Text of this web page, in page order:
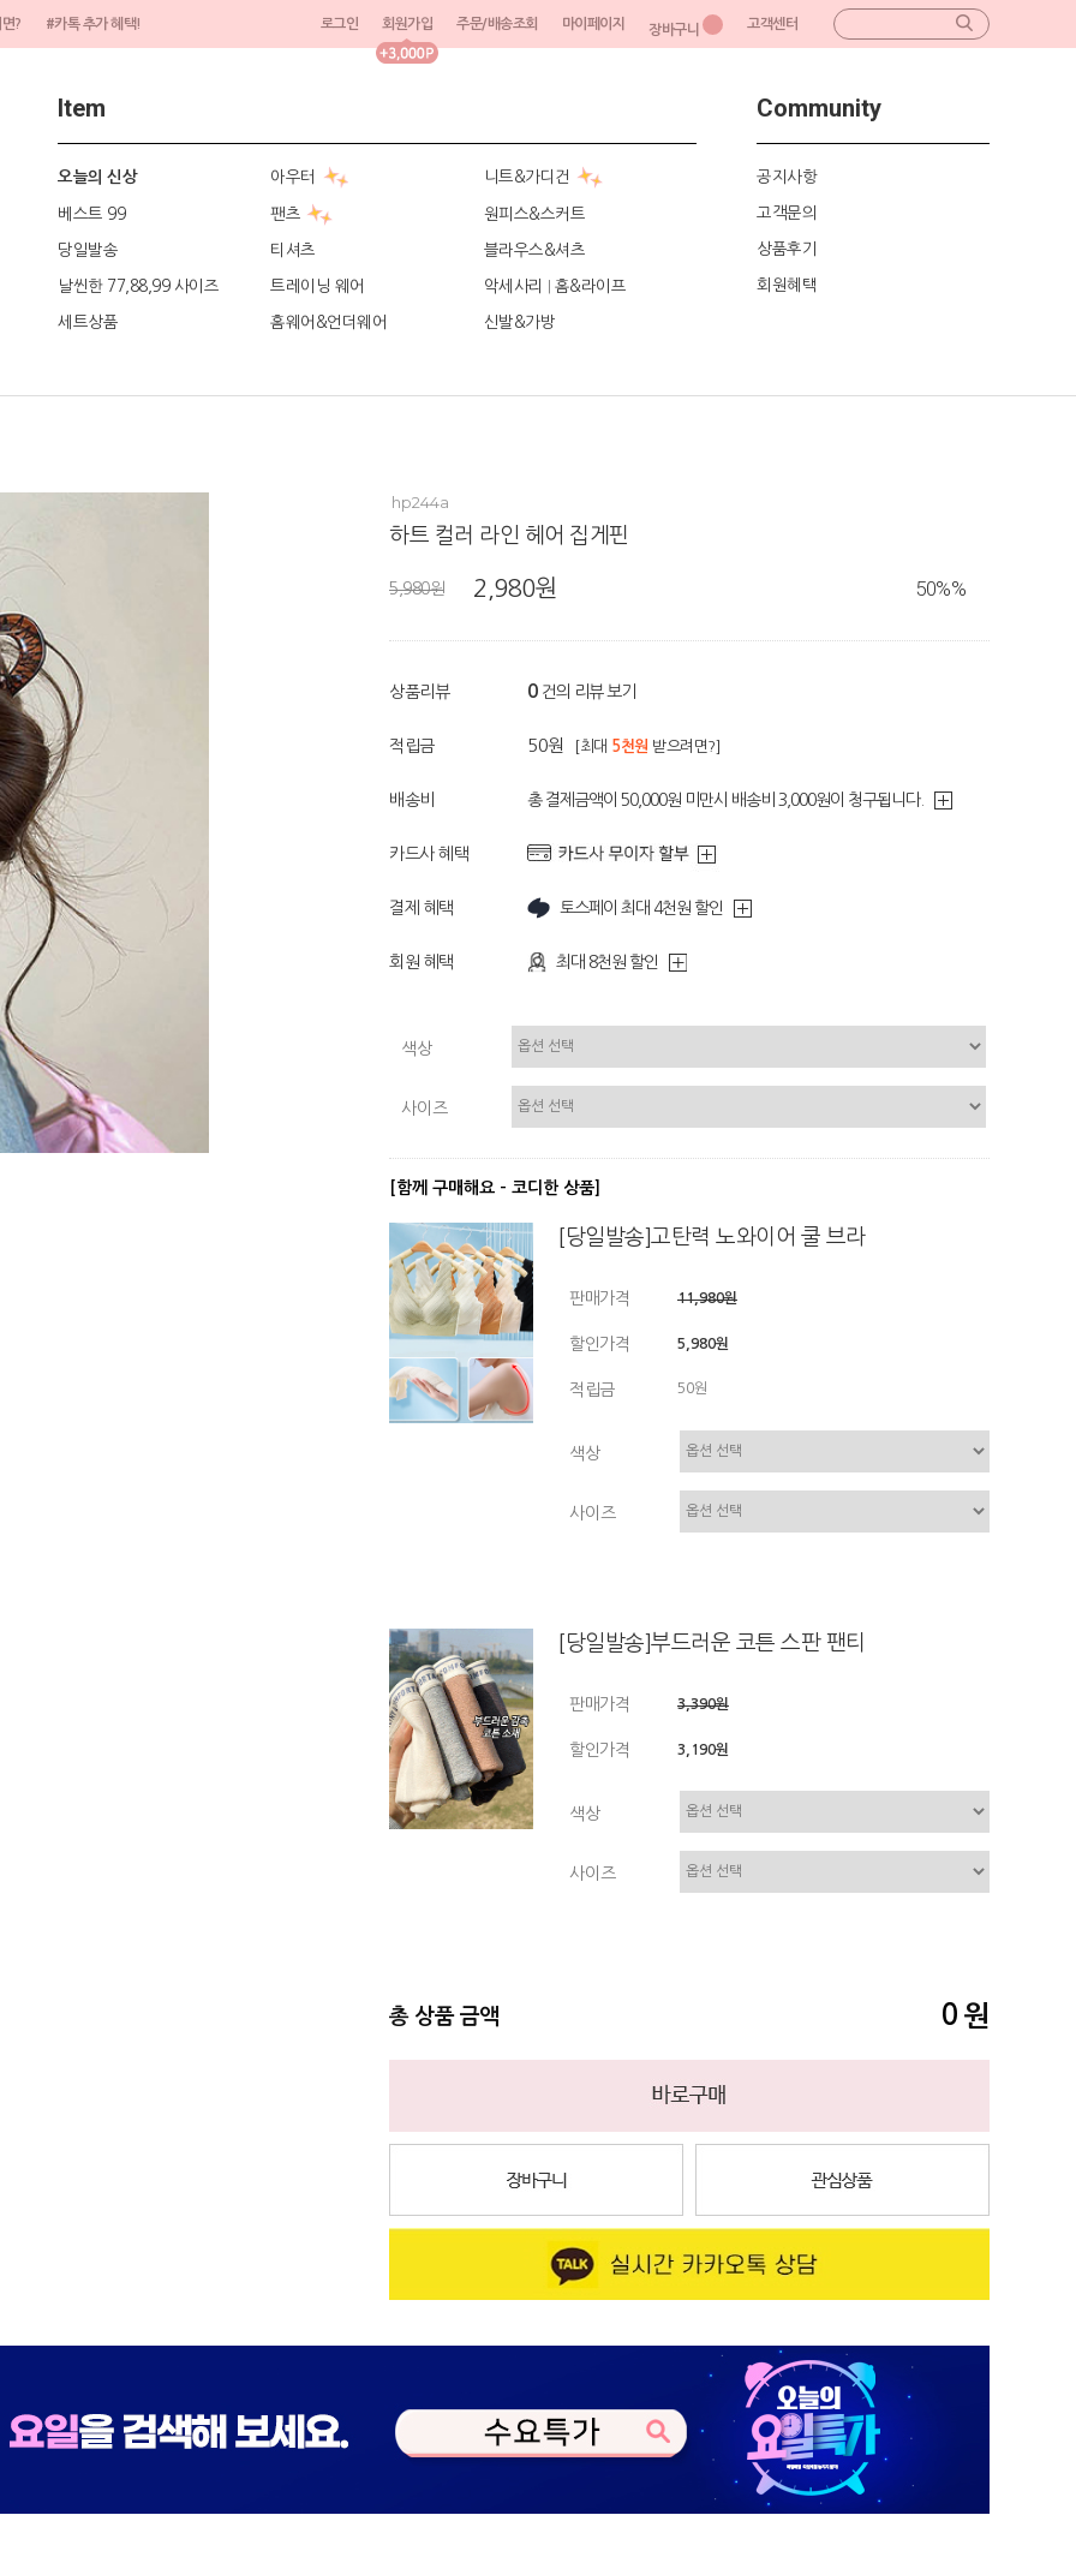
? #카톡 추가 혜택! 로그인 회원가입 주문/배송조회 마이페이지 장바구니 고객센터
Item
오늘의 신상 아우터 니트&가디건
베스트 99 팬츠 원피스&스커트
당일발송 티셔츠 블라우스&셔츠
날씬한 77,88,99 사이즈 트레이닝 웨어 악세사리 홈&라이프
세트상품 홈웨어&언더웨어 신발&가방
Community
공지사항
고객문의
상품후기
회원혜택
hp244a
하트 컬러 라인 헤어 집게핀
5,980원 2,980원 50%%
상품리뷰 0 건의 리뷰 보기
적립금 50원 [최대 5천원 받으려면?]
배송비 총 결제금액이 50,000원 미만시 배송비 3,000원이 청구됩니다.
카드사 혜택
결제 혜택 토스페이 최대 4천원 할인
회원 혜택 최대 8천원 할인
색상
사이즈
[함께 구매해요 - 코디한 상품]
[당일발송]고탄력 노와이어 쿨 브라
판매가격 11,980원
할인가격 5,980원
적립금 50원
색상
사이즈
[당일발송]부드러운 코튼 스판 팬티
판매가격 3,390원
할인가격 3,190원
색상
사이즈
총 상품 금액 0 원